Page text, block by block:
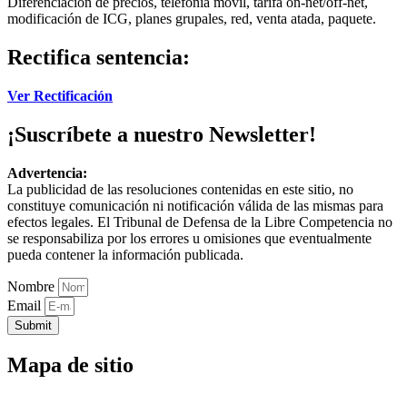
modificación de ICG, planes grupales, red, venta atada, paquete.
Rectifica sentencia:
Ver Rectificación
¡Suscríbete a nuestro Newsletter!
Advertencia:
La publicidad de las resoluciones contenidas en este sitio, no
constituye comunicación ni notificación válida de las mismas para
efectos legales. El Tribunal de Defensa de la Libre Competencia no
se responsabiliza por los errores u omisiones que eventualmente
pueda contener la información publicada.
Nombre
Email
Submit
Mapa de sitio